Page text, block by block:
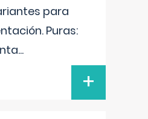
para
Puras:
...
+